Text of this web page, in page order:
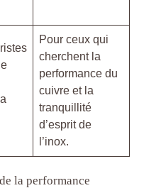
Pour ceux qui
cherchent la
performance du
cuivre et la
tranquillité
d’esprit de
l’inox.
la performance